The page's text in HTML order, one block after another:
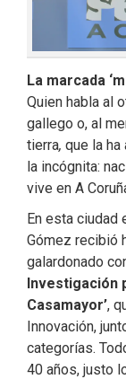
La marcada
Quien habla al
gallego o, al
tierra, que la
la incógnita:
vive en A
En esta ciudad
Gómez recibió
galardonado
Investigación
Casamayor’,
Innovación,
categorías.
40 años, justo